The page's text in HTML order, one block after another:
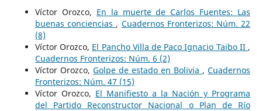
Víctor Orozco, En la muerte de Carlos Fuentes: Las
buenas conciencias , Cuadernos Fronterizos: Núm. 22
(8)
Víctor Orozco, El Pancho Villa de Paco Ignacio Taibo II ,
Cuadernos Fronterizos: Núm. 6 (2)
Víctor Orozco, Golpe de estado en Bolivia ,Cuadernos
Fronterizos: Núm. 47 (15)
Víctor Orozco, El Manifiesto a la Nación y Programa
del Partido Reconstructor Nacional o Plan de Río